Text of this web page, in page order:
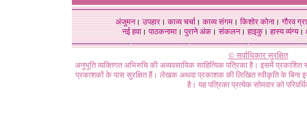
अंजुमन।उपहार।काव्य चर्चा।काव्य संगम।किशोर कोना।गौरव
नई हवा। पाठकनामा। पुराने अंक। संकलन। हाइकु। हास्य व्यंग्य।
© सर्वाधिकार सुरक्षित
अनुभूति व्यक्तिगत अभिरुचि की अव्यवसायिक साहित्यिक पत्रिका है। इसमें
प्रकाशकों के पास सुरक्षित हैं। लेखक अथवा प्रकाशक की लिखित स्वीकृति के बिना
है। यह पत्रिका प्रत्येक सोमवार को